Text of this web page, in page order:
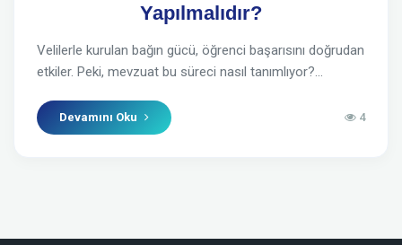
Yapılmalıdır?
Velilerle kurulan bağın gücü, öğrenci başarısını doğrudan
etkiler. Peki, mevzuat bu süreci nasıl tanımlıyor?...
Devamını Oku 4